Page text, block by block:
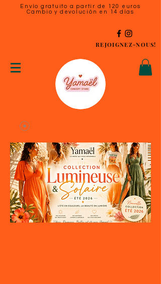
Envío gratuito a partir de 120 euros
Cambio y devolución en 14 días
REJOIGNEZ-NOUS!